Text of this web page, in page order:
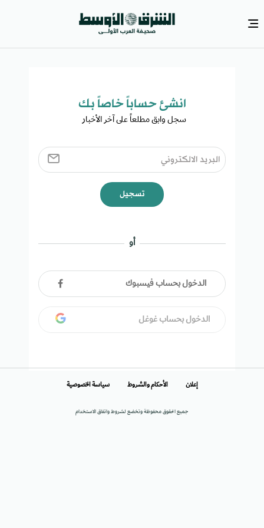
انشئ حساباً خاصاً بك​
سجل وابق مطلعاً على آخر الأخبار ​
تسجيل
أو
الدخول بحساب فيسبوك
الدخول بحساب غوغل
جميع الحقوق محفوظة وتخضع لشروط واتفاق الاستخدام
إعلان الأحكام والشروط سياسة الخصوصية